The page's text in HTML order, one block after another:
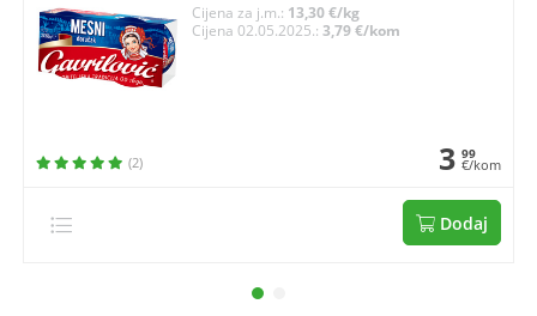
Cijena za j.m.: 13,30 €/kg
Cijena 02.05.2025.:3,79 €/kom
(2) 3 99
€/kom
Dodaj